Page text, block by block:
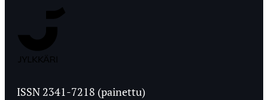
Ylioppilaslehti
ISSN 2341-7218 (painettu)